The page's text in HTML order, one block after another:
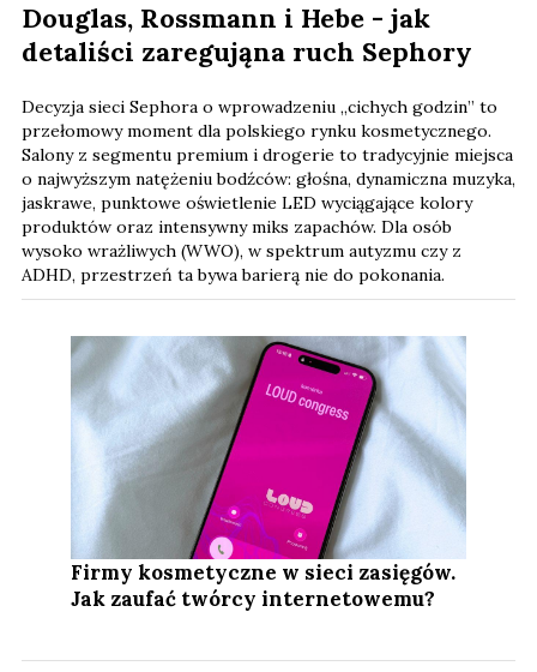
Douglas, Rossmann i Hebe - jak
detaliści zaregująna ruch Sephory
Decyzja sieci Sephora o wprowadzeniu „cichych godzin” to
przełomowy moment dla polskiego rynku kosmetycznego.
Salony z segmentu premium i drogerie to tradycyjnie miejsca
o najwyższym natężeniu bodźców: głośna, dynamiczna muzyka,
jaskrawe, punktowe oświetlenie LED wyciągające kolory
produktów oraz intensywny miks zapachów. Dla osób
wysoko wrażliwych (WWO), w spektrum autyzmu czy z
ADHD, przestrzeń ta bywa barierą nie do pokonania.
Firmy kosmetyczne w sieci zasięgów.
Jak zaufać twórcy internetowemu?